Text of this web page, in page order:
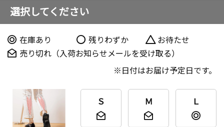
選択してください
在庫あり 残りわずか
お待たせ
売り切れ（入荷お知らせメールを受け取る）
日付はお届け予定日です。
Ｓ Ｍ Ｌ